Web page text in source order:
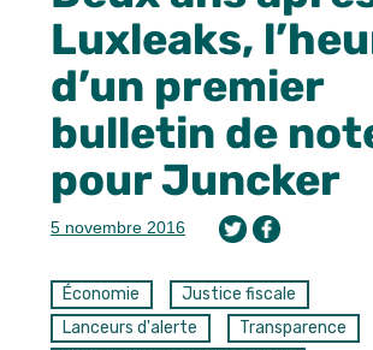
Luxleaks,
d’un premier
bulletin de
pour Juncker
5 novembre 2016
Économie
Justice fiscale
Lanceurs d'alerte
Transparence